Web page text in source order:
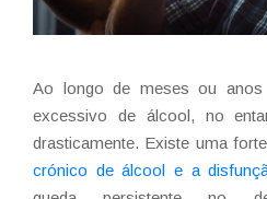
Ao longo de meses ou anos
excessivo de álcool, no
drasticamente. Existe uma
crónico de álcool e a